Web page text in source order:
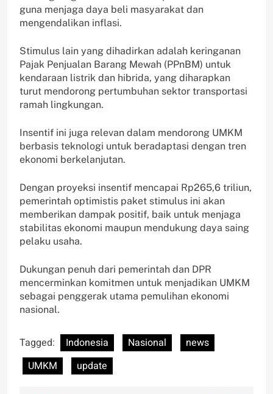
guna menjaga daya beli masyarakat dan
mengendalikan inflasi.
Stimulus lain yang dihadirkan adalah keringanan
Pajak Penjualan Barang Mewah (PPnBM) untuk
kendaraan listrik dan hibrida, yang diharapkan
turut mendorong pertumbuhan sektor transportasi
ramah lingkungan.
Insentif ini juga relevan dalam mendorong UMKM
berbasis teknologi untuk beradaptasi dengan tren
ekonomi berkelanjutan.
Dengan proyeksi insentif mencapai Rp265,6 triliun,
pemerintah optimistis paket stimulus ini akan
memberikan dampak positif, baik untuk menjaga
stabilitas ekonomi maupun mendukung daya saing
pelaku usaha.
Dukungan penuh dari pemerintah dan DPR
mencerminkan komitmen untuk menjadikan UMKM
sebagai penggerak utama pemulihan ekonomi
nasional.
Tagged: Indonesia Nasional
news
UMKM
update